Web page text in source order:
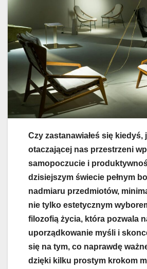
Czy zastanawiałeś się kiedyś,
otaczającej nas przestrzeni
samopoczucie i
dzisiejszym świecie pełnym
nadmiaru przedmiotów,
nie tylko estetycznym
filozofią życia, która pozwala
uporządkowanie myśli i
się na tym, co naprawdę
dzięki kilku prostym krokom